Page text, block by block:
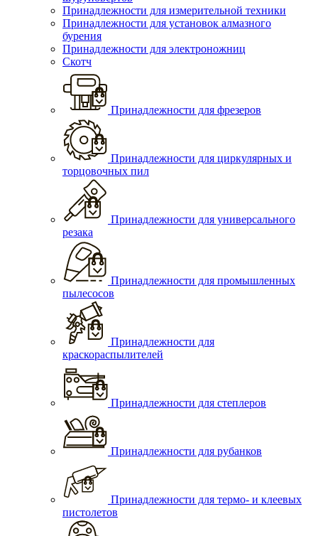
Принадлежности для измерительной техники
Принадлежности для установок алмазного
бурения
Принадлежности для электроножниц
Скотч
Принадлежности для фрезеров
Принадлежности для циркулярных и
торцовочных пил
Принадлежности для универсального
резака
Принадлежности для промышленных
пылесосов
Принадлежности для
краскораспылителей
Принадлежности для степлеров
Принадлежности для рубанков
Принадлежности для термо- и клеевых
пистолетов